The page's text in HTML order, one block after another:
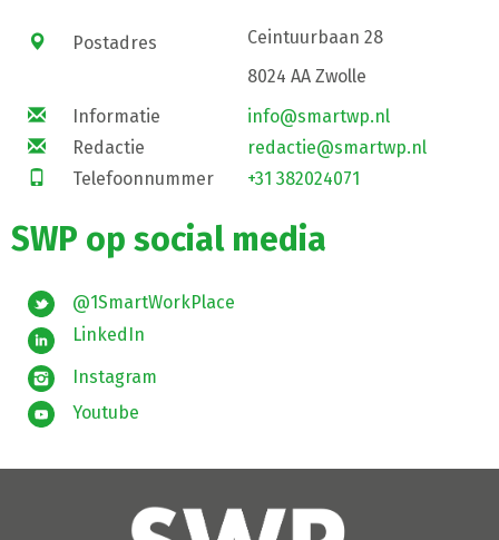
Postadres
Ceintuurbaan 28
8024 AA Zwolle
Informatie
info@smartwp.nl
Redactie
redactie@smartwp.nl
Telefoonnummer
+31 382024071
SWP op social media
@1SmartWorkPlace
LinkedIn
Instagram
Youtube